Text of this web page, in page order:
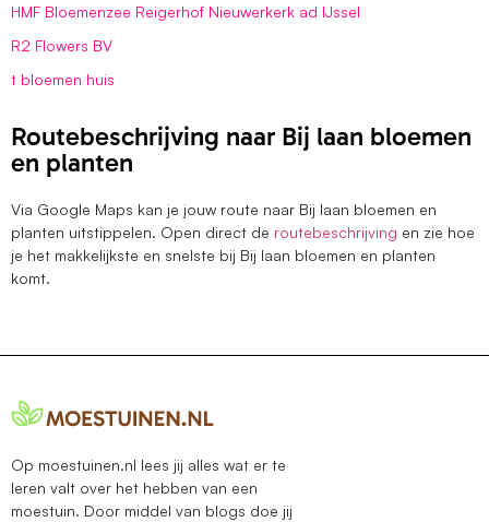
HMF Bloemenzee Reigerhof Nieuwerkerk ad IJssel
R2 Flowers BV
t bloemen huis
Routebeschrijving naar Bij laan bloemen
en planten
Via Google Maps kan je jouw route naar Bij laan bloemen en
planten uitstippelen. Open direct de routebeschrijving en zie hoe
je het makkelijkste en snelste bij Bij laan bloemen en planten
komt.
Op moestuinen.nl lees jij alles wat er te
leren valt over het hebben van een
moestuin. Door middel van blogs doe jij